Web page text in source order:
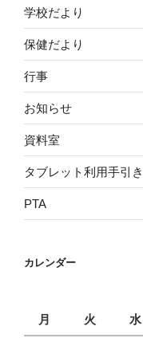
学校だより
保健だより
行事
お知らせ
資料室
タブレット利用手引き
PTA
カレンダー
月
火 水